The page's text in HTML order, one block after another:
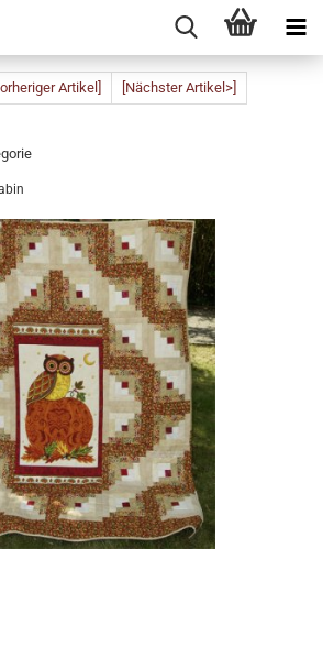
Artikel]
[Nächster Artikel>]